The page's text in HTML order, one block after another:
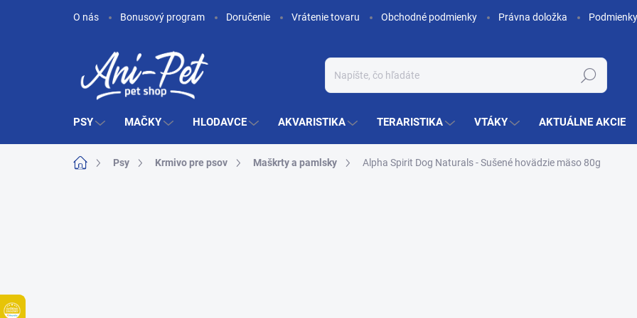
O nás Bonusový program Doručenie Vrátenie tovaru Obchodné podmienky Právna doložka
Hľadať
PSY MAČKY HLODAVCE AKVARISTIKA TERARISTIKA VTÁKY AKTUÁLNE AKCIE
DomovPsy Krmivo pre psov Maškrty a pamlsky Alpha Spirit Dog Naturals - Sušené hovädzie mäso 80g